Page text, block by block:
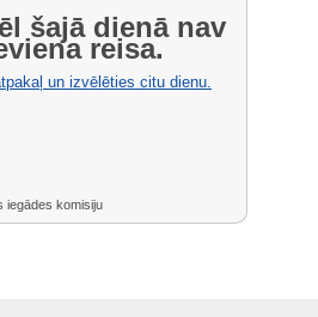
šajā dienā nav
reisa.
un izvēlēties citu dienu.
iegādes komisiju